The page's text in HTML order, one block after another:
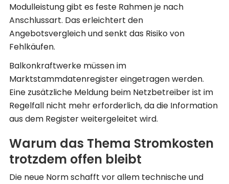
Modulleistung gibt es feste Rahmen je nach
Anschlussart. Das erleichtert den
Angebotsvergleich und senkt das Risiko von
Fehlkäufen.
Balkonkraftwerke müssen im
Marktstammdatenregister eingetragen werden.
Eine zusätzliche Meldung beim Netzbetreiber ist im
Regelfall nicht mehr erforderlich, da die Information
aus dem Register weitergeleitet wird.
Warum das Thema Stromkosten
trotzdem offen bleibt
Die neue Norm schafft vor allem technische und